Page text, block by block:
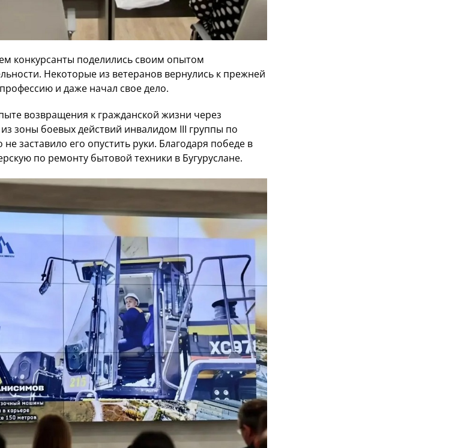
конкурсанты поделились своим опытом
Некоторые из ветеранов вернулись к прежней
и даже начал свое дело.
возвращения к гражданской жизни через
зоны боевых действий инвалидом III группы по
заставило его опустить руки. Благодаря победе в
по ремонту бытовой техники в Бугуруслане.